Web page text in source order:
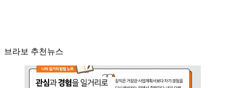
브라보 추천뉴스